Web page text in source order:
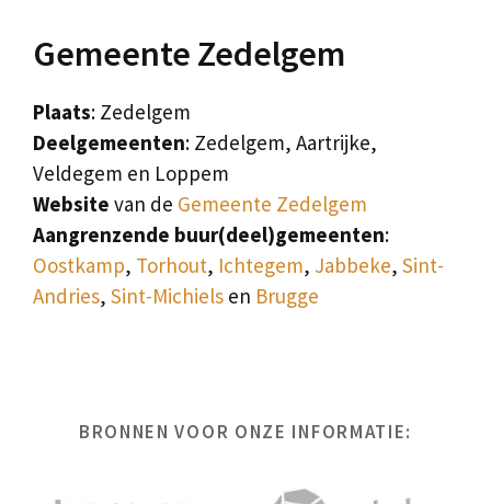
Gemeente Zedelgem
Plaats: Zedelgem
Deelgemeenten: Zedelgem, Aartrijke,
Veldegem en Loppem
Website van de Gemeente Zedelgem
Aangrenzende buur(deel)gemeenten:
Oostkamp, Torhout, Ichtegem, Jabbeke, Sint-
Andries, Sint-Michiels en Brugge
BRONNEN VOOR ONZE INFORMATIE: